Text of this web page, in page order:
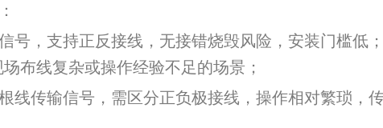
号，支持正反接线，无接错烧毁风险，安装门槛低
布线复杂或操作经验不足的场景；
线传输信号，需区分正负极接线，操作相对繁琐，